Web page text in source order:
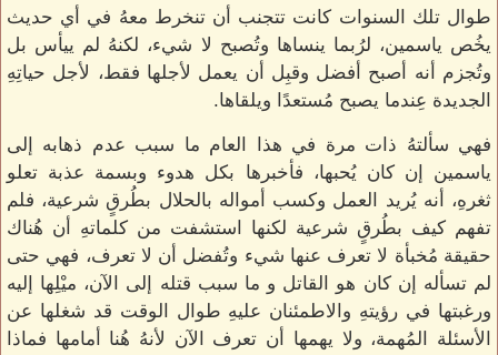
طوال تلك السنوات كانت تتجنب أن تنخرط معهُ في أي حديث
يخُص ياسمين، لرُبما ينساها وتُصبح لا شيء، لكنهُ لم ييأس بل
وتُجزم أنه أصبح أفضل وقبِل أن يعمل لأجلها فقط، لأجل حياتِهِ
الجديدة عِندما يصبح مُستعدًا ويلقاها.
فهي سألتهُ ذات مرة في هذا العام ما سبب عدم ذهابه إلى
ياسمين إن كان يُحبها، فأخبرها بكل هدوء وبسمة عذبة تعلو
ثغرهِ، أنه يُريد العمل وكسب أمواله بالحلال بطُرقٍ شرعية، فلم
تفهم كيف بطُرقٍ شرعية لكنها استشفت من كلماتهِ أن هُناك
حقيقة مُخبأة لا تعرف عنها شيء وتُفضل أن لا تعرف، فهي حتى
لم تسأله إن كان هو القاتل و ما سبب قتله إلى الآن، ميْلِها إليه
ورغبتها في رؤيتهِ والاطمئنان عليهِ طوال الوقت قد شغلها عن
الأسئلة المُهمة، ولا يهمها أن تعرف الآن لأنهُ هُنا أمامها فماذا